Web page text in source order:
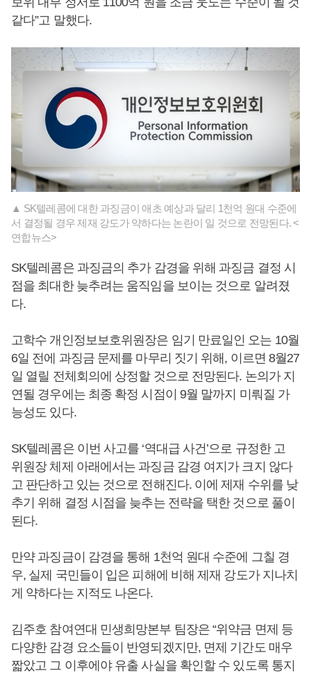
같다”고 말했다.
▲ SK텔레콤에 대한 과징금이 애초 예상과 달리 1천억 원대 수준에
서 결정될 경우 제재 강도가 약하다는 논란이 일 것으로 전망된다. <
연합뉴스>
SK텔레콤은 과징금의 추가 감경을 위해 과징금 결정 시
점을 최대한 늦추려는 움직임을 보이는 것으로 알려졌
다.
고학수 개인정보보호위원장은 임기 만료일인 오는 10월
6일 전에 과징금 문제를 마무리 짓기 위해, 이르면 8월27
일 열릴 전체회의에 상정할 것으로 전망된다. 논의가 지
연될 경우에는 최종 확정 시점이 9월 말까지 미뤄질 가
능성도 있다.
SK텔레콤은 이번 사고를 ‘역대급 사건’으로 규정한 고
위원장 체제 아래에서는 과징금 감경 여지가 크지 않다
고 판단하고 있는 것으로 전해진다. 이에 제재 수위를 낮
추기 위해 결정 시점을 늦추는 전략을 택한 것으로 풀이
된다.
만약 과징금이 감경을 통해 1천억 원대 수준에 그칠 경
우, 실제 국민들이 입은 피해에 비해 제재 강도가 지나치
게 약하다는 지적도 나온다.
김주호 참여연대 민생희망본부 팀장은 “위약금 면제 등
다양한 감경 요소들이 반영되겠지만, 면제 기간도 매우
짧았고 그 이후에야 유출 사실을 확인할 수 있도록 통지